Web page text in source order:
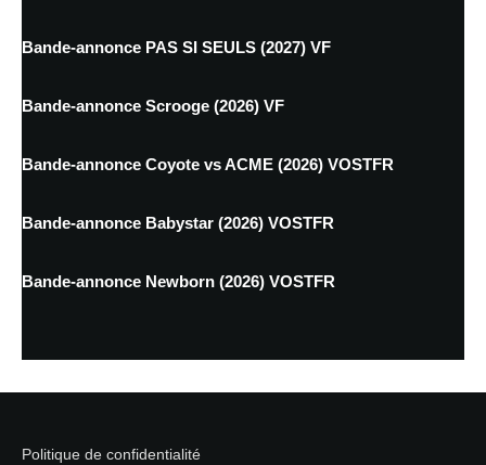
Bande-annonce PAS SI SEULS (2027) VF
Bande-annonce Scrooge (2026) VF
Bande-annonce Coyote vs ACME (2026) VOSTFR
Bande-annonce Babystar (2026) VOSTFR
Bande-annonce Newborn (2026) VOSTFR
Politique de confidentialité